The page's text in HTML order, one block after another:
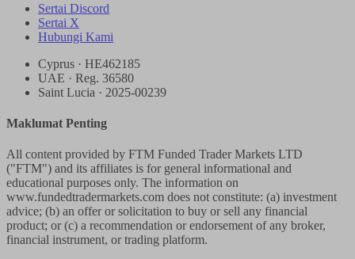
Sertai Discord
Sertai X
Hubungi Kami
Cyprus · HE462185
UAE · Reg. 36580
Saint Lucia · 2025-00239
Maklumat Penting
All content provided by FTM Funded Trader Markets LTD
("FTM") and its affiliates is for general informational and
educational purposes only. The information on
www.fundedtradermarkets.com does not constitute: (a) investment
advice; (b) an offer or solicitation to buy or sell any financial
product; or (c) a recommendation or endorsement of any broker,
financial instrument, or trading platform.